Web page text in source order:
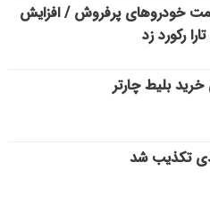
خودروهای پرفروش / افزایش
رکورد زد
بلیط چارتر
تکذیب شد